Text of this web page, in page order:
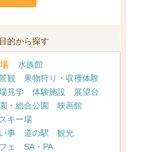
目的から探す
水族館
観
果物狩り・収穫体験
見学 体験施設
展望台
・総合公園
映画館
スキー場
事 道の駅
観光
ェ
SA・PA